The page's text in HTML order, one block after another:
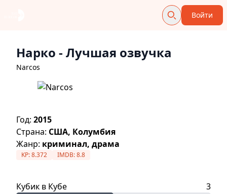
Войти
Нарко - Лучшая озвучка
Narcos
Год: 2015
Страна: США, Колумбия
Жанр: криминал, драма
KP:8.372 IMDB:8.8
Кубик в Кубе
3